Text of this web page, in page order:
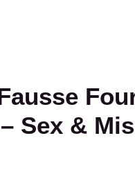
Sex &